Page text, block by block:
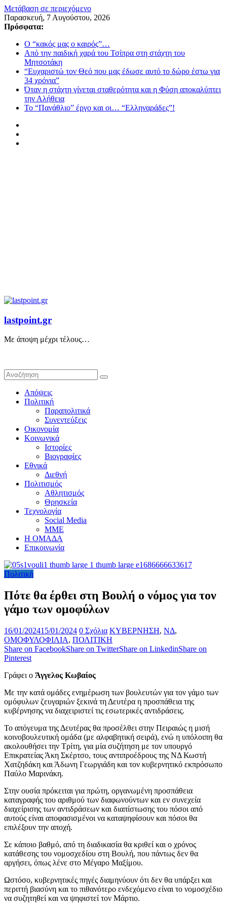
Μετάβαση σε περιεχόμενο
Παρασκευή, 7 Αυγούστου, 2026
Πρόσφατα:
Ο “κακός μας ο καιρός”…
Από την παιδική χαρά του Τσίπρα στη στάχτη του
Μητσοτάκη
“Ευχαριστώ τον Θεό που μας έδωσε αυτό το δώρο έστω για
34 χρόνια”
Όταν η στάχτη γίνεται σταθερότητα και η Φύση αποκαλύπτει
την Αλήθεια
Το “Πανάθλιο” έργο και οι… “Ελληναράδες”!
lastpoint.gr
Με άποψη μέχρι τέλους…
Απόψεις
Πολιτική
Παραπολιτικά
Συνεντεύξεις
Οικονομία
Κοινωνικά
Ιστορίες
Βιογραφίες
Εθνικά
Διεθνή
Πολιτισμός
Αθλητισμός
Θρησκεία
Τεχνολογία
Social Media
ΜΜΕ
Η ΟΜΑΔΑ
Επικοινωνία
Πολιτική
Πότε θα έρθει στη Βουλή ο νόμος για τον
γάμο των ομοφύλων
16/01/202415/01/2024 0 Σχόλια ΚΥΒΕΡΝΗΣΗ, ΝΔ,
ΟΜΟΦΥΛΟΦΙΛΙΑ, ΠΟΛΙΤΙΚΗ
Share on FacebookShare on TwitterShare on LinkedinShare on
Pinterest
Γράφει ο Άγγελος Κωβαίος
Με την κατά ομάδες ενημέρωση των βουλευτών για τον γάμο των
ομόφυλων ζευγαριών ξεκινά τη Δευτέρα η προσπάθεια της
κυβέρνησης να διαχειριστεί τις εσωτερικές αντιδράσεις.
Το απόγευμα της Δευτέρας θα προσέλθει στην Πειραιώς η μισή
κοινοβουλευτική ομάδα (με αλφαβητική σειρά), ενώ η υπόλοιπη θα
ακολουθήσει την Τρίτη, για μία συζήτηση με τον υπουργό
Επικρατείας Άκη Σκέρτσο, τους αντιπροέδρους της ΝΔ Κωστή
Χατζηδάκη και Άδωνη Γεωργιάδη και τον κυβερνητικό εκπρόσωπο
Παύλο Μαρινάκη.
Στην ουσία πρόκειται για πρώτη, οργανωμένη προσπάθεια
καταγραφής του αριθμού των διαφωνούντων και εν συνεχεία
διαχείρισης των αντιδράσεων και διαπίστωσης του πόσοι από
αυτούς είναι αποφασισμένοι να καταψηφίσουν και πόσοι θα
επιλέξουν την αποχή.
Σε κάποιο βαθμό, από τη διαδικασία θα κριθεί και ο χρόνος
κατάθεσης του νομοσχεδίου στη Βουλή, που πάντως δεν θα
αργήσει, όπως λένε στο Μέγαρο Μαξίμου.
Ωστόσο, κυβερνητικές πηγές διαμηνύουν ότι δεν θα υπάρξει και
περιττή βιασύνη και το πιθανότερο ενδεχόμενο είναι το νομοσχέδιο
να συζητηθεί και να ψηφιστεί τον Μάρτιο.